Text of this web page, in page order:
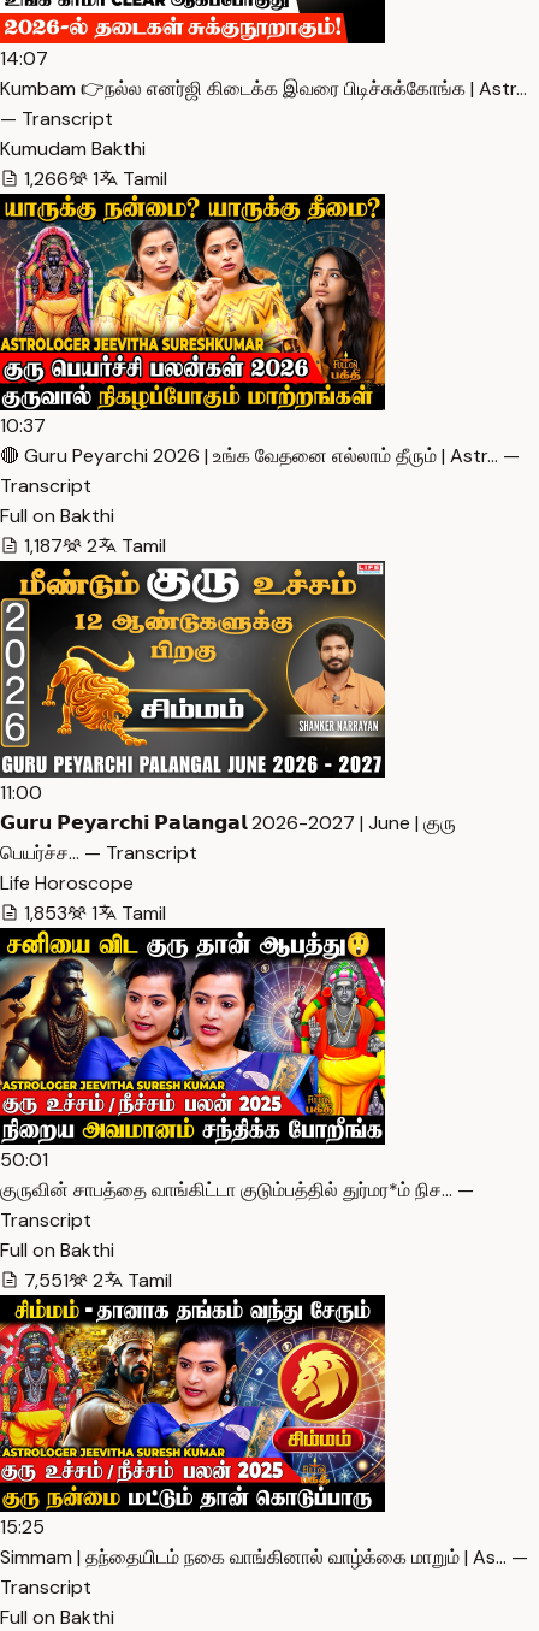
14:07
Kumbam 👉நல்ல எனர்ஜி கிடைக்க இவரை பிடிச்சுக்கோங்க | Astr…
— Transcript
Kumudam Bakthi
1,266
1 Tamil
10:37
🔴 Guru Peyarchi 2026 | உங்க வேதனை எல்லாம் தீரும் | Astr… —
Transcript
Full on Bakthi
1,187
2 Tamil
11:00
𝗚𝘂𝗿𝘂 𝗣𝗲𝘆𝗮𝗿𝗰𝗵𝗶 𝗣𝗮𝗹𝗮𝗻𝗴𝗮𝗹 2026-2027 | June | குரு
பெயர்ச்ச… — Transcript
Life Horoscope
1,853
1 Tamil
50:01
குருவின் சாபத்தை வாங்கிட்டா குடும்பத்தில் துர்மர*ம் நிச… —
Transcript
Full on Bakthi
7,551
2 Tamil
15:25
Simmam | தந்தையிடம் நகை வாங்கினால் வாழ்க்கை மாறும் | As… —
Transcript
Full on Bakthi